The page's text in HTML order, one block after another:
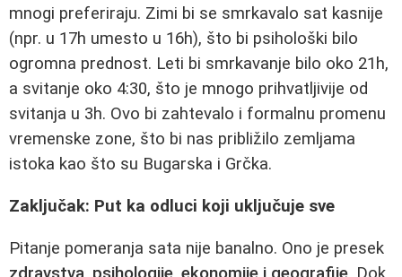
mnogi preferiraju. Zimi bi se smrkavalo sat kasnije
(npr. u 17h umesto u 16h), što bi psihološki bilo
ogromna prednost. Leti bi smrkavanje bilo oko 21h,
a svitanje oko 4:30, što je mnogo prihvatljivije od
svitanja u 3h. Ovo bi zahtevalo i formalnu promenu
vremenske zone, što bi nas približilo zemljama
istoka kao što su Bugarska i Grčka.
Zaključak: Put ka odluci koji uključuje sve
Pitanje pomeranja sata nije banalno. Ono je presek
zdravstva, psihologije, ekonomije i geografije. Dok